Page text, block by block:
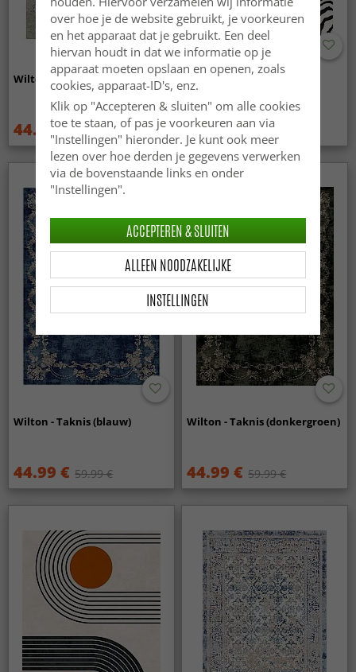
Wilton - Mateur (beige)
44.99 € 59.99 €
Wilton - Zebra (zwart/wit)
44.99 € 59.99 €
Wilton - Taknis (blauw)
44.99 € 59.99 €
Wilton - Taknis (donkergroen)
44.99 € 59.99 €
over hoe je de website gebruikt, je voorkeuren
en het apparaat dat je gebruikt. Een deel
hiervan houdt in dat we informatie op je
apparaat moeten opslaan en openen, zoals
cookies, apparaat-ID's, enz.
Klik op "Accepteren & sluiten" om alle cookies
toe te staan, of pas je voorkeuren aan via
"Instellingen" hieronder. Je kunt ook meer
lezen over hoe derden je gegevens verwerken
via de bovenstaande links en onder
"Instellingen".
INSTELLINGEN
ALLEEN NOODZAKELIJKE
ACCEPTEREN & SLUITEN